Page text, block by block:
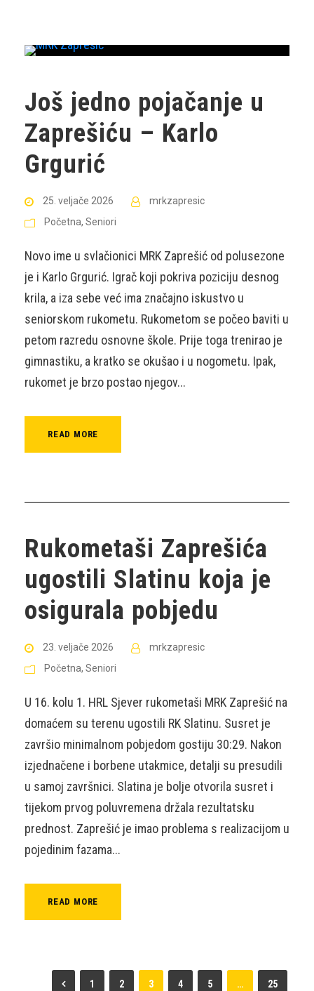
Još jedno pojačanje u
Zaprešiću – Karlo
Grgurić
25. veljače 2026
mrkzapresic
Početna, Seniori
Novo ime u svlačionici MRK Zaprešić od polusezone
je i Karlo Grgurić. Igrač koji pokriva poziciju desnog
krila, a iza sebe već ima značajno iskustvo u
seniorskom rukometu. Rukometom se počeo baviti u
petom razredu osnovne škole. Prije toga trenirao je
gimnastiku, a kratko se okušao i u nogometu. Ipak,
rukomet je brzo postao njegov...
READ MORE
Rukometaši Zaprešića
ugostili Slatinu koja je
osigurala pobjedu
23. veljače 2026
mrkzapresic
Početna, Seniori
U 16. kolu 1. HRL Sjever rukometaši MRK Zaprešić na
domaćem su terenu ugostili RK Slatinu. Susret je
završio minimalnom pobjedom gostiju 30:29. Nakon
izjednačene i borbene utakmice, detalji su presudili
u samoj završnici. Slatina je bolje otvorila susret i
tijekom prvog poluvremena držala rezultatsku
prednost. Zaprešić je imao problema s realizacijom u
pojedinim fazama...
READ MORE
1 2 3 4 5 … 25